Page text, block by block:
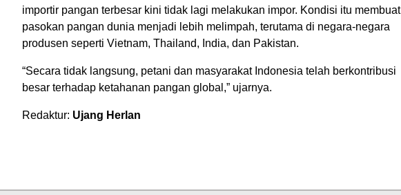
importir pangan terbesar kini tidak lagi melakukan impor. Kondisi itu membuat
pasokan pangan dunia menjadi lebih melimpah, terutama di negara-negara
produsen seperti Vietnam, Thailand, India, dan Pakistan.
“Secara tidak langsung, petani dan masyarakat Indonesia telah berkontribusi
besar terhadap ketahanan pangan global,” ujarnya.
Redaktur: Ujang Herlan